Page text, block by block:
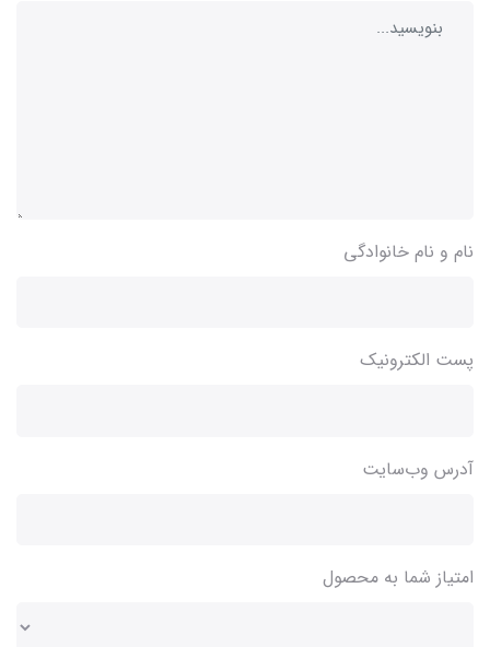
نام و نام خانوادگی
پست الکترونیک
آدرس وب‌سایت
امتیاز شما به محصول